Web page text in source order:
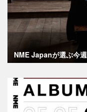
NME Japanが選ぶ今